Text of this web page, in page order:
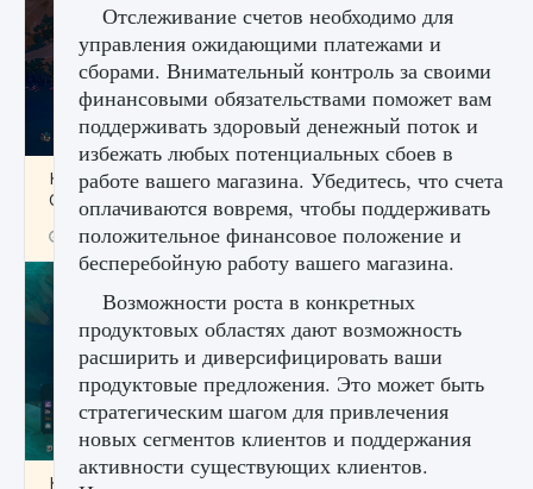
Как разблокировать заклинание Крист в
Creatures of Ava
9 августа 2024 1 393 0 0
Как приручить существ из степей Тамура в
Отслеживание счетов необходимо для
управления ожидающими платежами и
сборами. Внимательный контроль за своими
финансовыми обязательствами поможет вам
поддерживать здоровый денежный поток и
избежать любых потенциальных сбоев в
работе вашего магазина. Убедитесь, что счета
оплачиваются вовремя, чтобы поддерживать
положительное финансовое положение и
бесперебойную работу вашего магазина.
Возможности роста в конкретных
продуктовых областях дают возможность
расширить и диверсифицировать ваши
продуктовые предложения. Это может быть
стратегическим шагом для привлечения
новых сегментов клиентов и поддержания
активности существующих клиентов.